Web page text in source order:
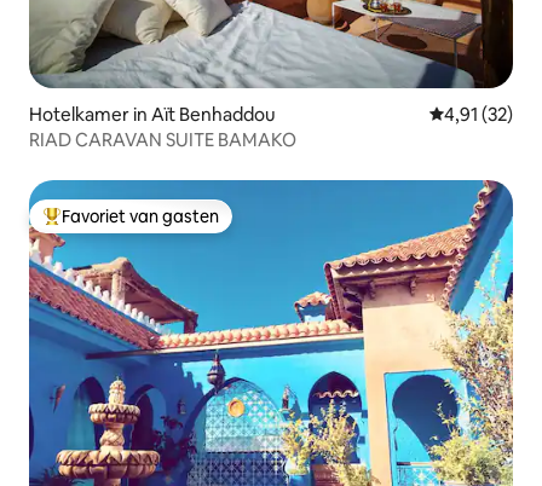
Hotelkamer in Aït Benhaddou Gemiddelde
4,91 (32)
RIAD CARAVAN SUITE BAMAKO
Topfavoriet van gasten
Favoriet van gasten